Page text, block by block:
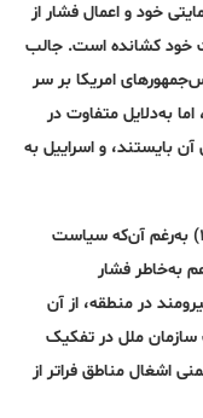
خود و اعمال فشار از
خود کشانده است. جالب
تمام رییس‌جمهورهای امریکا بر سر
به‌دلایل متفاوت در
بایستند، و اسراییل به
– در زمان پیدایش اسراییل، ترومن (۱۹۵۳-۱۹۴۷) به‌رغم آن‌که سیاست
به‌خاطر فشار
در منطقه، از آن
سازمان ملل در تفکیک
اشغال مناطق فراتر از